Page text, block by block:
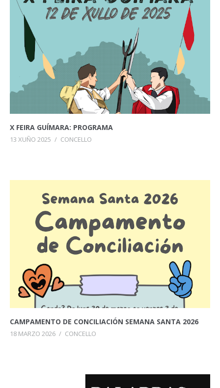
X FEIRA GUÍMARA: PROGRAMA
13 XUÑO 2025 / CONCELLO
CAMPAMENTO DE CONCILIACIÓN SEMANA SANTA 2026
18 MARZO 2026 / CONCELLO